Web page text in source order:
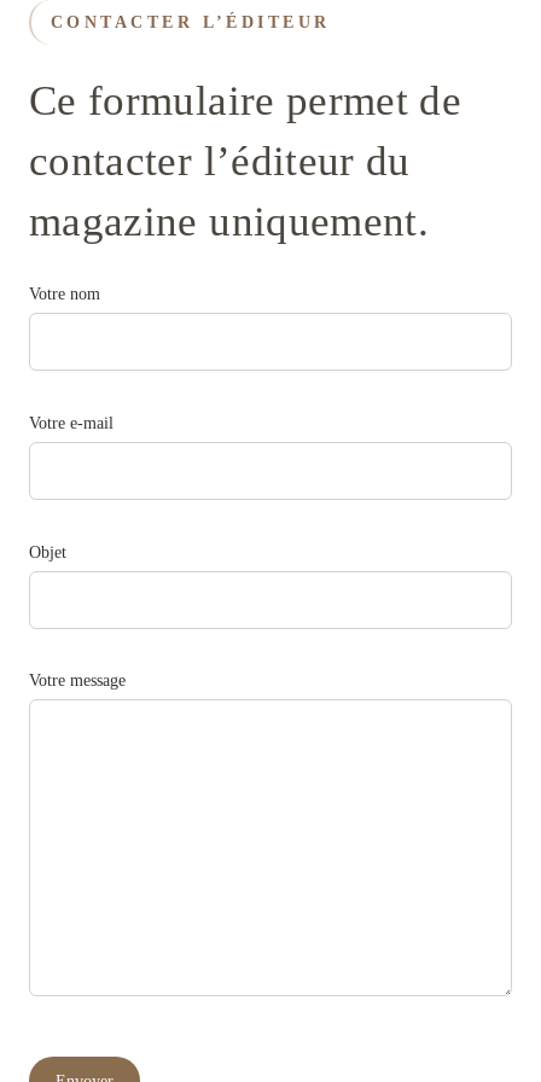
CONTACTER L’ÉDITEUR
Ce formulaire permet de
contacter l’éditeur du
magazine uniquement.
Votre nom
Votre e-mail
Objet
Votre message